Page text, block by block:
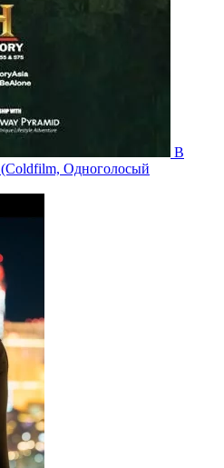
В
(Coldfilm, Одноголосый